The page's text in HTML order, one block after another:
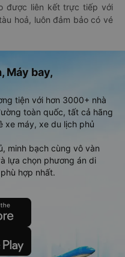
được liên kết trực tiếp với
hoả, luôn đảm bảo có vé
Máy bay,
tiện với hơn 3000+ nhà
toàn quốc, tất cả hãng
xe máy, xe du lịch phủ
minh bạch cùng vô vàn
lựa chọn phương án di
hợp nhất.